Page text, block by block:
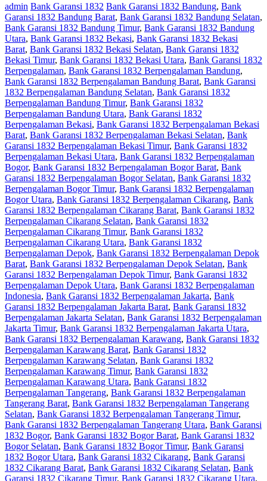
admin Bank Garansi 1832 Bank Garansi 1832 Bandung, Bank
Garansi 1832 Bandung Barat, Bank Garansi 1832 Bandung Selatan,
Bank Garansi 1832 Bandung Timur, Bank Garansi 1832 Bandung
Utara, Bank Garansi 1832 Bekasi, Bank Garansi 1832 Bekasi
Barat, Bank Garansi 1832 Bekasi Selatan, Bank Garansi 1832
Bekasi Timur, Bank Garansi 1832 Bekasi Utara, Bank Garansi 1832
Berpengalaman, Bank Garansi 1832 Berpengalaman Bandung,
Bank Garansi 1832 Berpengalaman Bandung Barat, Bank Garansi
1832 Berpengalaman Bandung Selatan, Bank Garansi 1832
Berpengalaman Bandung Timur, Bank Garansi 1832
Berpengalaman Bandung Utara, Bank Garansi 1832
Berpengalaman Bekasi, Bank Garansi 1832 Berpengalaman Bekasi
Barat, Bank Garansi 1832 Berpengalaman Bekasi Selatan, Bank
Garansi 1832 Berpengalaman Bekasi Timur, Bank Garansi 1832
Berpengalaman Bekasi Utara, Bank Garansi 1832 Berpengalaman
Bogor, Bank Garansi 1832 Berpengalaman Bogor Barat, Bank
Garansi 1832 Berpengalaman Bogor Selatan, Bank Garansi 1832
Berpengalaman Bogor Timur, Bank Garansi 1832 Berpengalaman
Bogor Utara, Bank Garansi 1832 Berpengalaman Cikarang, Bank
Garansi 1832 Berpengalaman Cikarang Barat, Bank Garansi 1832
Berpengalaman Cikarang Selatan, Bank Garansi 1832
Berpengalaman Cikarang Timur, Bank Garansi 1832
Berpengalaman Cikarang Utara, Bank Garansi 1832
Berpengalaman Depok, Bank Garansi 1832 Berpengalaman Depok
Barat, Bank Garansi 1832 Berpengalaman Depok Selatan, Bank
Garansi 1832 Berpengalaman Depok Timur, Bank Garansi 1832
Berpengalaman Depok Utara, Bank Garansi 1832 Berpengalaman
Indonesia, Bank Garansi 1832 Berpengalaman Jakarta, Bank
Garansi 1832 Berpengalaman Jakarta Barat, Bank Garansi 1832
Berpengalaman Jakarta Selatan, Bank Garansi 1832 Berpengalaman
Jakarta Timur, Bank Garansi 1832 Berpengalaman Jakarta Utara,
Bank Garansi 1832 Berpengalaman Karawang, Bank Garansi 1832
Berpengalaman Karawang Barat, Bank Garansi 1832
Berpengalaman Karawang Selatan, Bank Garansi 1832
Berpengalaman Karawang Timur, Bank Garansi 1832
Berpengalaman Karawang Utara, Bank Garansi 1832
Berpengalaman Tangerang, Bank Garansi 1832 Berpengalaman
Tangerang Barat, Bank Garansi 1832 Berpengalaman Tangerang
Selatan, Bank Garansi 1832 Berpengalaman Tangerang Timur,
Bank Garansi 1832 Berpengalaman Tangerang Utara, Bank Garansi
1832 Bogor, Bank Garansi 1832 Bogor Barat, Bank Garansi 1832
Bogor Selatan, Bank Garansi 1832 Bogor Timur, Bank Garansi
1832 Bogor Utara, Bank Garansi 1832 Cikarang, Bank Garansi
1832 Cikarang Barat, Bank Garansi 1832 Cikarang Selatan, Bank
Garansi 1832 Cikarang Timur, Bank Garansi 1832 Cikarang Utara,